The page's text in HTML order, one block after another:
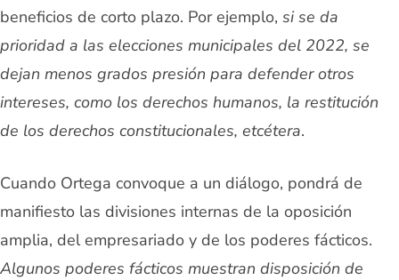
beneficios de corto plazo. Por ejemplo, si se da
prioridad a las elecciones municipales del 2022, se
dejan menos grados presión para defender otros
intereses, como los derechos humanos, la restitución
de los derechos constitucionales, etcétera.
Cuando Ortega convoque a un diálogo, pondrá de
manifiesto las divisiones internas de la oposición
amplia, del empresariado y de los poderes fácticos.
Algunos poderes fácticos muestran disposición de